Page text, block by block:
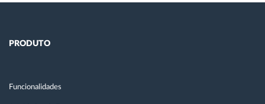
PRODUTO
Funcionalidades